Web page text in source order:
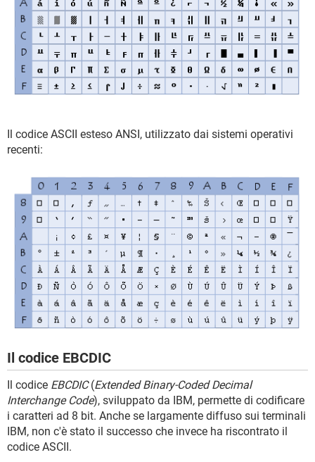
Il codice ASCII esteso ANSI, utilizzato dai sistemi operativi
recenti:
Il codice EBCDIC
Il codice EBCDIC(Extended Binary-Coded Decimal
Interchange Code), sviluppato da IBM, permette di codificare
i caratteri ad 8 bit. Anche se largamente diffuso sui terminali
IBM, non c'è stato il successo che invece ha riscontrato il
codice ASCII.